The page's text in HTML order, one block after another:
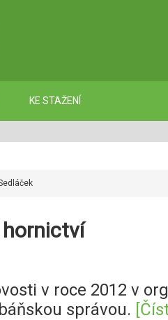
KE STAŽENÍ
hornictví
v roce 2012 v
správou.